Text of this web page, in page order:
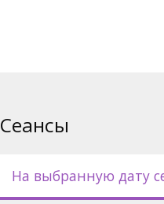
русском языках.
Сеансы
На выбранную дату